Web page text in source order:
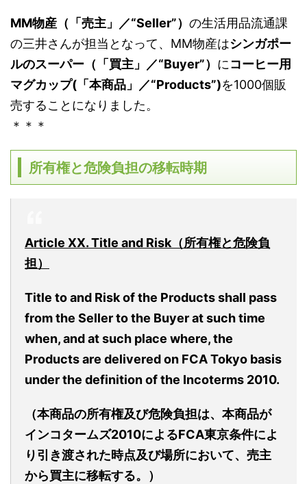
MM物産（「売主」／“Seller”） の生活用品流通課
の三井さんが担当となって、MM物産はシンガポー
ルのスーパー（「買主」／“Buyer”） にコーヒー用
マグカップ(「本商品」／“Products”)を1000個販
売することになりました。
＊＊＊
所有権と危険負担の移転時期
Article XX. Title and Risk（所有権と危険負
担）
Title to and Risk of the Products shall pass
from the Seller to the Buyer at such time
when, and at such place where, the
Products are delivered on FCA Tokyo basis
under the definition of the Incoterms 2010.
（本商品の所有権及び危険負担は、本商品が
インコタームズ2010によるFCA東京条件によ
り引き渡された時点及び場所において、売主
から買主に移転する。）